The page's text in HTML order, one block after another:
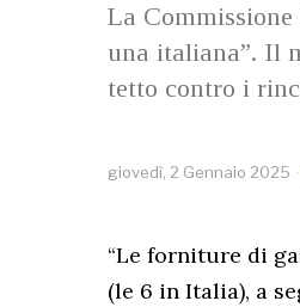
La
una italiana”. Il
tetto contro i
giovedì, 2 Gennaio 2025
“Le forniture di
(le 6 in Italia), a